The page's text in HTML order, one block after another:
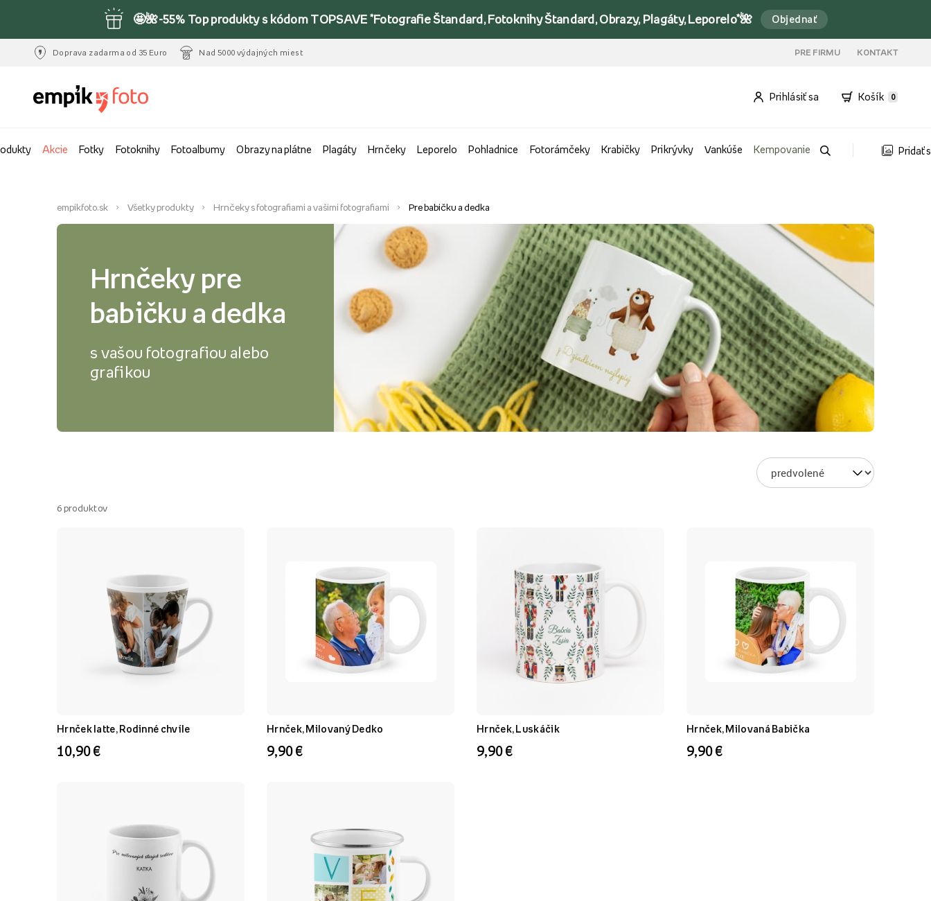
🤩🌺-55% Top produkty s kódom TOPSAVE *Fotografie Štandard, Fotoknihy Štandard, Obrazy, Plagáty, Leporelo*🌺 Objednať
Doprava zadarma od 35 Euro Nad 5000 výdajných miest PRE FIRMU KONTAKT
Prihlásiť sa Košík 0
Akcie Fotky Fotoknihy Fotoalbumy Obrazy na plátne Plagáty Hrnčeky Leporelo Pohladnice Fotorámčeky Krabičky Prikrývky Vankúše Kempovanie Pridať
empikfoto.sk Všetky produkty Hrnčeky s fotografiami a vašimi fotografiami Pre babičku a dedka
Hrnčeky pre
babičku a dedka
s vašou fotografiou alebo
grafikou
6 produktov
Hrnček latte, Rodinné chvíle
10,90 €
Hrnček, Milovaný Dedko
9,90 €
Hrnček, Luskáčik
9,90 €
Hrnček, Milovaná Babička
9,90 €